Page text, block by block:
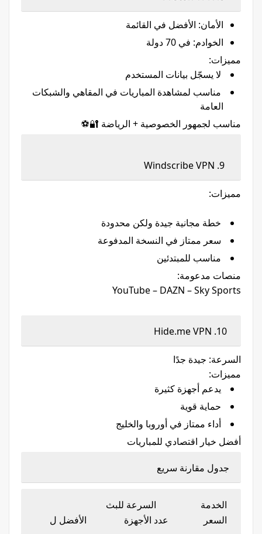
الأمان: الأفضل في القائمة
الخوادم: في 70 دولة
مميزات:
لا يسجّل بيانات المستخدم
مناسب لمشاهدة المباريات في المقاهي والشبكات
العامة
مناسب لجمهور الخصوصية + الرياضة 🔐⚽
مميزات:
خطة مجانية جيدة ولكن محدودة
سعر ممتاز في النسخة المدفوعة
مناسب للمبتدئين
منصات مدعومة:
YouTube – DAZN – Sky Sports
السرعة: جيدة جدًا
مميزات:
يدعم أجهزة كثيرة
حماية قوية
أداء ممتاز في أوروبا والخليج
أفضل خيار اقتصادي للمباريات
جدول مقارنة سريع
الخدمة السرعة للبث
السعر عدد الأجهزة الأفضل ل